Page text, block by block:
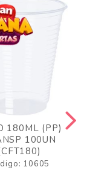
180ML (PP)
100UN
10605